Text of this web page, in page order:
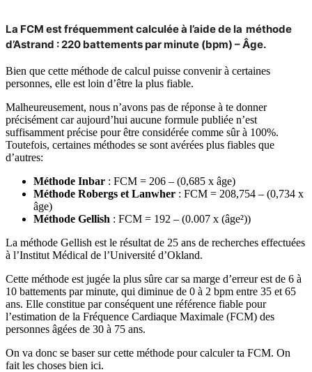
La FCM est fréquemment calculée à l’aide de la méthode
d’Astrand : 220 battements par minute (bpm) – Âge.
Bien que cette méthode de calcul puisse convenir à certaines
personnes, elle est loin d’être la plus fiable.
Malheureusement, nous n’avons pas de réponse à te donner
précisément car aujourd’hui aucune formule publiée n’est
suffisamment précise pour être considérée comme sûr à 100%.
Toutefois, certaines méthodes se sont avérées plus fiables que
d’autres:
Méthode Inbar : FCM = 206 – (0,685 x âge)
Méthode Robergs et Lanwher : FCM = 208,754 – (0,734 x
âge)
Méthode Gellish : FCM = 192 – (0.007 x (âge²))
La méthode Gellish est le résultat de 25 ans de recherches effectuées
à l’Institut Médical de l’Université d’Okland.
Cette méthode est jugée la plus sûre car sa marge d’erreur est de 6 à
10 battements par minute, qui diminue de 0 à 2 bpm entre 35 et 65
ans. Elle constitue par conséquent une référence fiable pour
l’estimation de la Fréquence Cardiaque Maximale (FCM) des
personnes âgées de 30 à 75 ans.
On va donc se baser sur cette méthode pour calculer ta FCM. On
fait les choses bien ici.